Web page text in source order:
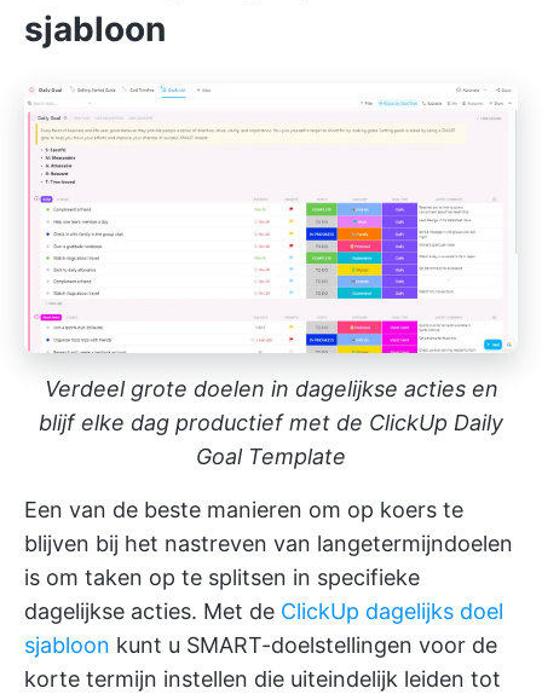
sjabloon
Verdeel grote doelen in dagelijkse acties en
blijf elke dag productief met de ClickUp Daily
Goal Template
Een van de beste manieren om op koers te
blijven bij het nastreven van langetermijndoelen
is om taken op te splitsen in specifieke
dagelijkse acties. Met de ClickUp dagelijks doel
sjabloon kunt u SMART-doelstellingen voor de
korte termijn instellen die uiteindelijk leiden tot